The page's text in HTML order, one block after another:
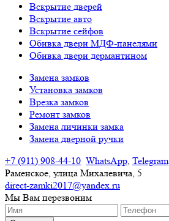
Вскрытие дверей
Вскрытие авто
Вскрытие сейфов
Обивка двери МДФ-панелями
Обивка двери дермантином
Замена замков
Установка замков
Врезка замков
Ремонт замков
Замена личинки замка
Замена дверной ручки
+7 (911) 908-44-10 WhatsApp Telegram
Раменское, улица Михалевича, 5
direct-zamki2017@yandex.ru
Мы Вам перезвоним